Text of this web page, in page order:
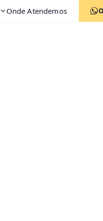
Onde Atendemos